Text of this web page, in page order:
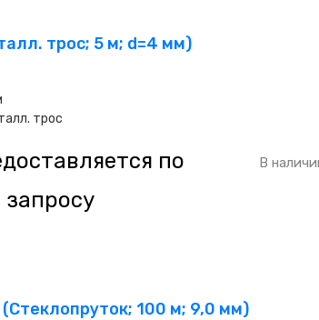
трос; 5 м; d=4 мм)
трос
по
запросу
В
100 м; 9,0 мм)